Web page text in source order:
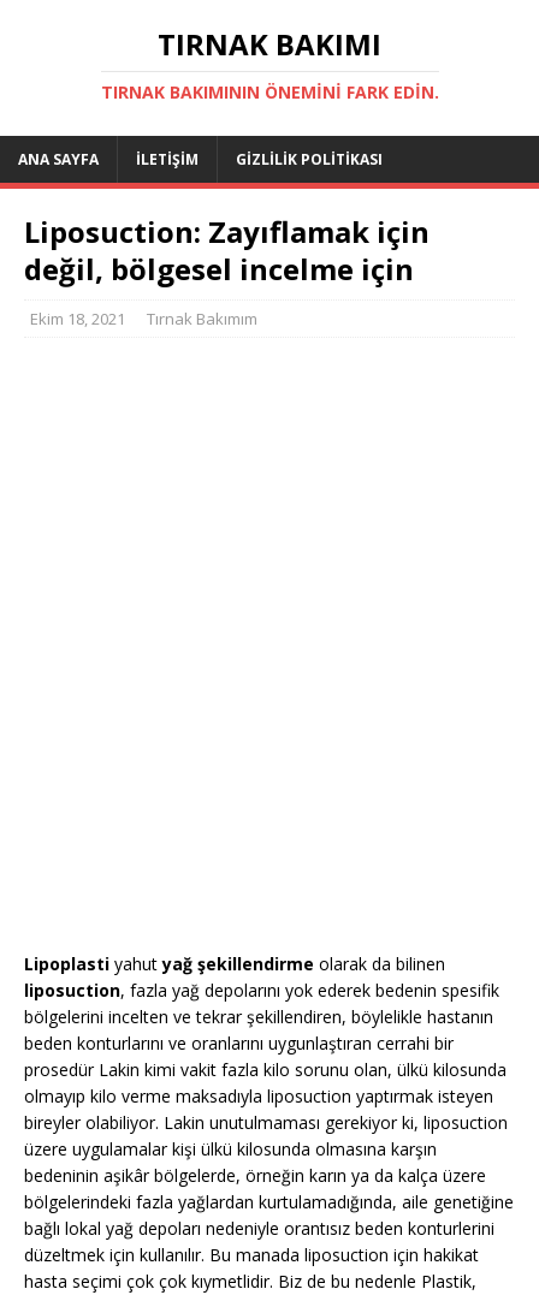
TIRNAK BAKIMI
TIRNAK BAKIMININ ÖNEMINI FARK EDIN.
ANA SAYFA İLETIŞIM GIZLILIK POLITIKASI
Liposuction: Zayıflamak için
değil, bölgesel incelme için
Ekim 18, 2021 Tırnak Bakımım
Lipoplasti yahutyağ şekillendirme olarak da bilinen
liposuction, fazla yağ depolarını yok ederek bedenin spesifik
bölgelerini incelten ve tekrar şekillendiren, böylelikle hastanın
beden konturlarını ve oranlarını uygunlaştıran cerrahi bir
prosedür Lakin kimi vakit fazla kilo sorunu olan, ülkü kilosunda
olmayıp kilo verme maksadıyla liposuction yaptırmak isteyen
bireyler olabiliyor. Lakin unutulmaması gerekiyor ki, liposuction
üzere uygulamalar kişi ülkü kilosunda olmasına karşın
bedeninin aşikâr bölgelerde, örneğin karın ya da kalça üzere
bölgelerindeki fazla yağlardan kurtulamadığında, aile genetiğine
bağlı lokal yağ depoları nedeniyle orantısız beden konturlerini
düzeltmek için kullanılır. Bu manada liposuction için hakikat
hasta seçimi çok çok kıymetlidir. Biz de bu nedenle Plastik,